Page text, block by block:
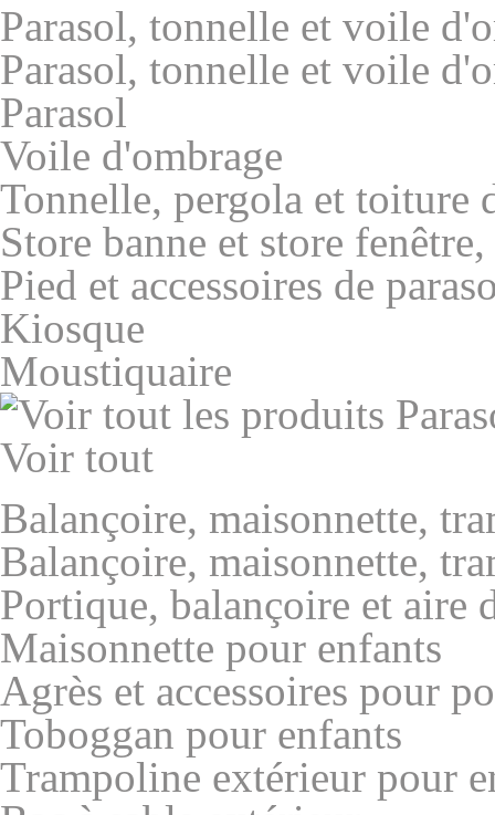
Parasol, tonnelle et voile
Parasol, tonnelle et voile
Parasol
Voile d'ombrage
Tonnelle, pergola et toiture
Store banne et store
Pied et accessoires de
Kiosque
Moustiquaire
Voir tout
Balançoire, maisonnette,
Balançoire, maisonnette,
Portique, balançoire et aire
Maisonnette pour enfants
Agrès et accessoires pour
Toboggan pour enfants
Trampoline extérieur pour